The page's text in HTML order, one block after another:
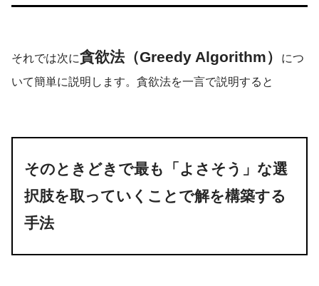
それでは次に貪欲法（Greedy Algorithm）
につ
いて簡単に説明します。貪欲法を一言で説明すると
そのときどきで最も「よさそう」な選
択肢を取っていくことで解を構築する
手法